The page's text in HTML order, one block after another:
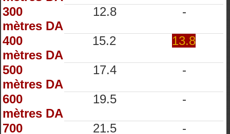
300
mètres DA
12.8 -
400
mètres DA
15.2 13.8
500
mètres DA
17.4 -
600
mètres DA
19.5 -
700
21.5 -